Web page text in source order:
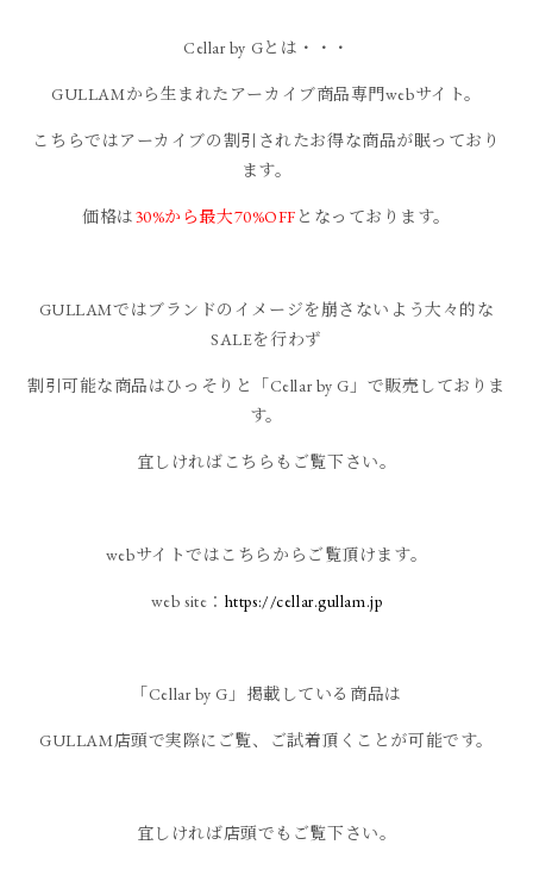
Cellar by Gとは・・・
GULLAMから生まれたアーカイブ商品専門webサイト。
こちらではアーカイブの割引されたお得な商品が眠っており
ます。
価格は30%から最大70%OFF となっております。
GULLAMではブランドのイメージを崩さないよう大々的な
SALEを行わず
割引可能な商品はひっそりと「Cellar by G」で販売しておりま
す。
宜しければこちらもご覧下さい。
webサイトではこちらからご覧頂けます。
web site： https://cellar.gullam.jp
「Cellar by G」掲載している商品は
GULLAM店頭で実際にご覧、ご試着頂くことが可能です。
宜しければ店頭でもご覧下さい。